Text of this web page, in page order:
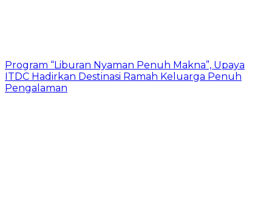
Program “Liburan Nyaman Penuh Makna”, Upaya
ITDC Hadirkan Destinasi Ramah Keluarga Penuh
Pengalaman